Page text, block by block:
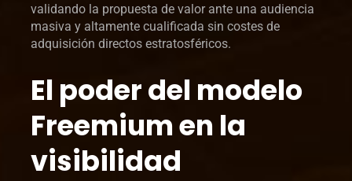
validando la propuesta de valor ante una audiencia
masiva y altamente cualificada sin costes de
adquisición directos estratosféricos.
El poder del modelo
Freemium en la
visibilidad